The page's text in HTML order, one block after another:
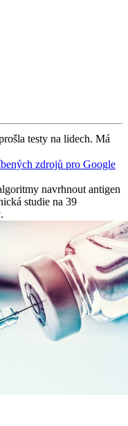
testy na lidech. Má
zdrojů pro Google
navrhnout antigen
studie na 39